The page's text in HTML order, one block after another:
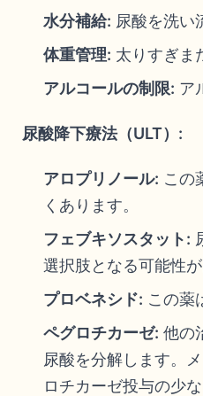
水分補給: 尿酸を洗い
体重管理: 太りすぎま
アルコールの制限: ア
尿酸降下療法（ULT）:
アロプリノール: この
くあります。
フェブキソスタット:
選択肢となる可能性が
プロベネシド: この薬
ペグロチカーゼ: 他の
尿酸を分解します。
ロチカーゼ投与の少